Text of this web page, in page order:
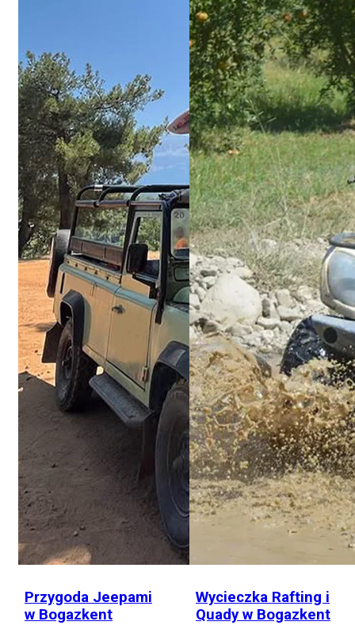
Przygoda Jeepami
w Bogazkent
Wycieczka Rafting i
Quady w Bogazkent